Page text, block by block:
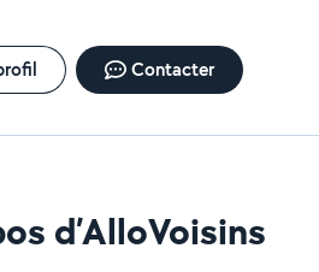
Contacter
d’AlloVoisins